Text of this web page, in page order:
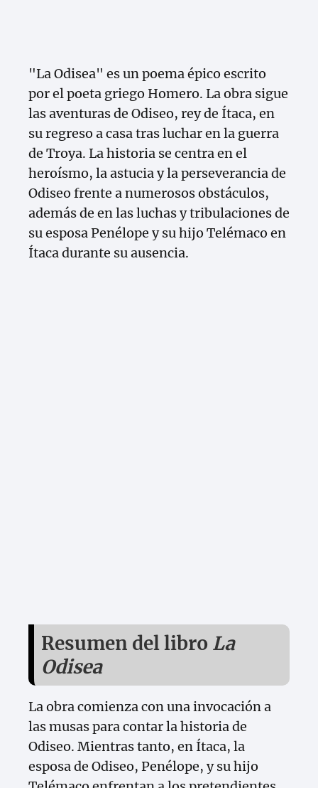
"La Odisea" es un poema épico escrito
por el poeta griego Homero. La obra sigue
las aventuras de Odiseo, rey de Ítaca, en
su regreso a casa tras luchar en la guerra
de Troya. La historia se centra en el
heroísmo, la astucia y la perseverancia de
Odiseo frente a numerosos obstáculos,
además de en las luchas y tribulaciones de
su esposa Penélope y su hijo Telémaco en
Ítaca durante su ausencia.
Resumen del libro La
Odisea
La obra comienza con una invocación a
las musas para contar la historia de
Odiseo. Mientras tanto, en Ítaca, la
esposa de Odiseo, Penélope, y su hijo